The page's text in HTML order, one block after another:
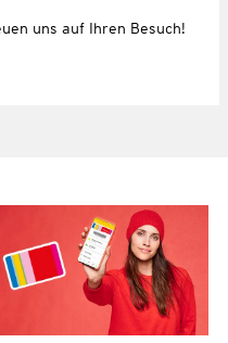
uns auf Ihren Besuch!